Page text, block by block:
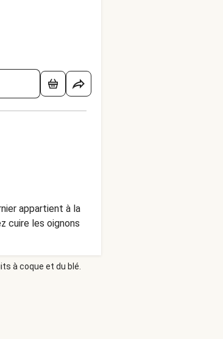
appartient à la
cuire les oignons
à coque et du blé.